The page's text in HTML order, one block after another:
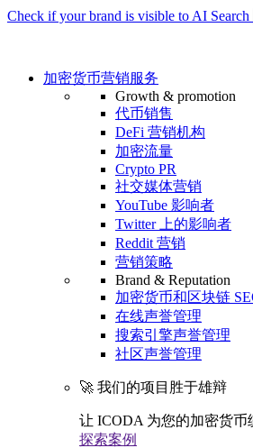
Check if your brand is visible to AI Search
加密货币营销服务
Growth & promotion
代币销售
DeFi 营销机构
加密流量
Crypto PR
社交媒体营销
YouTube 影响者
Twitter 上的影响者
Reddit 营销
营销策略
Brand & Reputation
加密货币和区块链
在线声誉管理
搜索引擎声誉管理
社区声誉管理
🚀 我们的项目胜于雄辩
让 ICODA 为您的加密货币
探索案例